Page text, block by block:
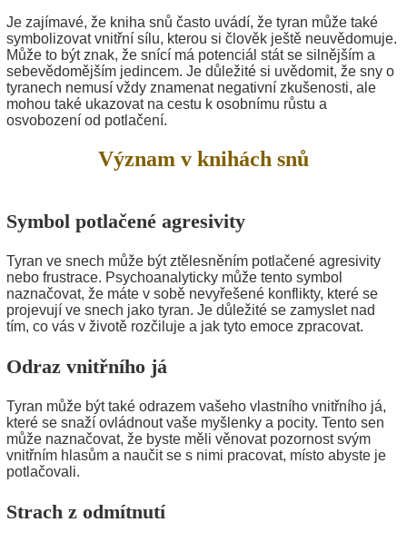
Je zajímavé, že kniha snů často uvádí, že tyran může také
symbolizovat vnitřní sílu, kterou si člověk ještě neuvědomuje.
Může to být znak, že snící má potenciál stát se silnějším a
sebevědomějším jedincem. Je důležité si uvědomit, že sny o
tyranech nemusí vždy znamenat negativní zkušenosti, ale
mohou také ukazovat na cestu k osobnímu růstu a
osvobození od potlačení.
Význam v knihách snů
Symbol potlačené agresivity
Tyran ve snech může být ztělesněním potlačené agresivity
nebo frustrace. Psychoanalyticky může tento symbol
naznačovat, že máte v sobě nevyřešené konflikty, které se
projevují ve snech jako tyran. Je důležité se zamyslet nad
tím, co vás v životě rozčiluje a jak tyto emoce zpracovat.
Odraz vnitřního já
Tyran může být také odrazem vašeho vlastního vnitřního já,
které se snaží ovládnout vaše myšlenky a pocity. Tento sen
může naznačovat, že byste měli věnovat pozornost svým
vnitřním hlasům a naučit se s nimi pracovat, místo abyste je
potlačovali.
Strach z odmítnutí